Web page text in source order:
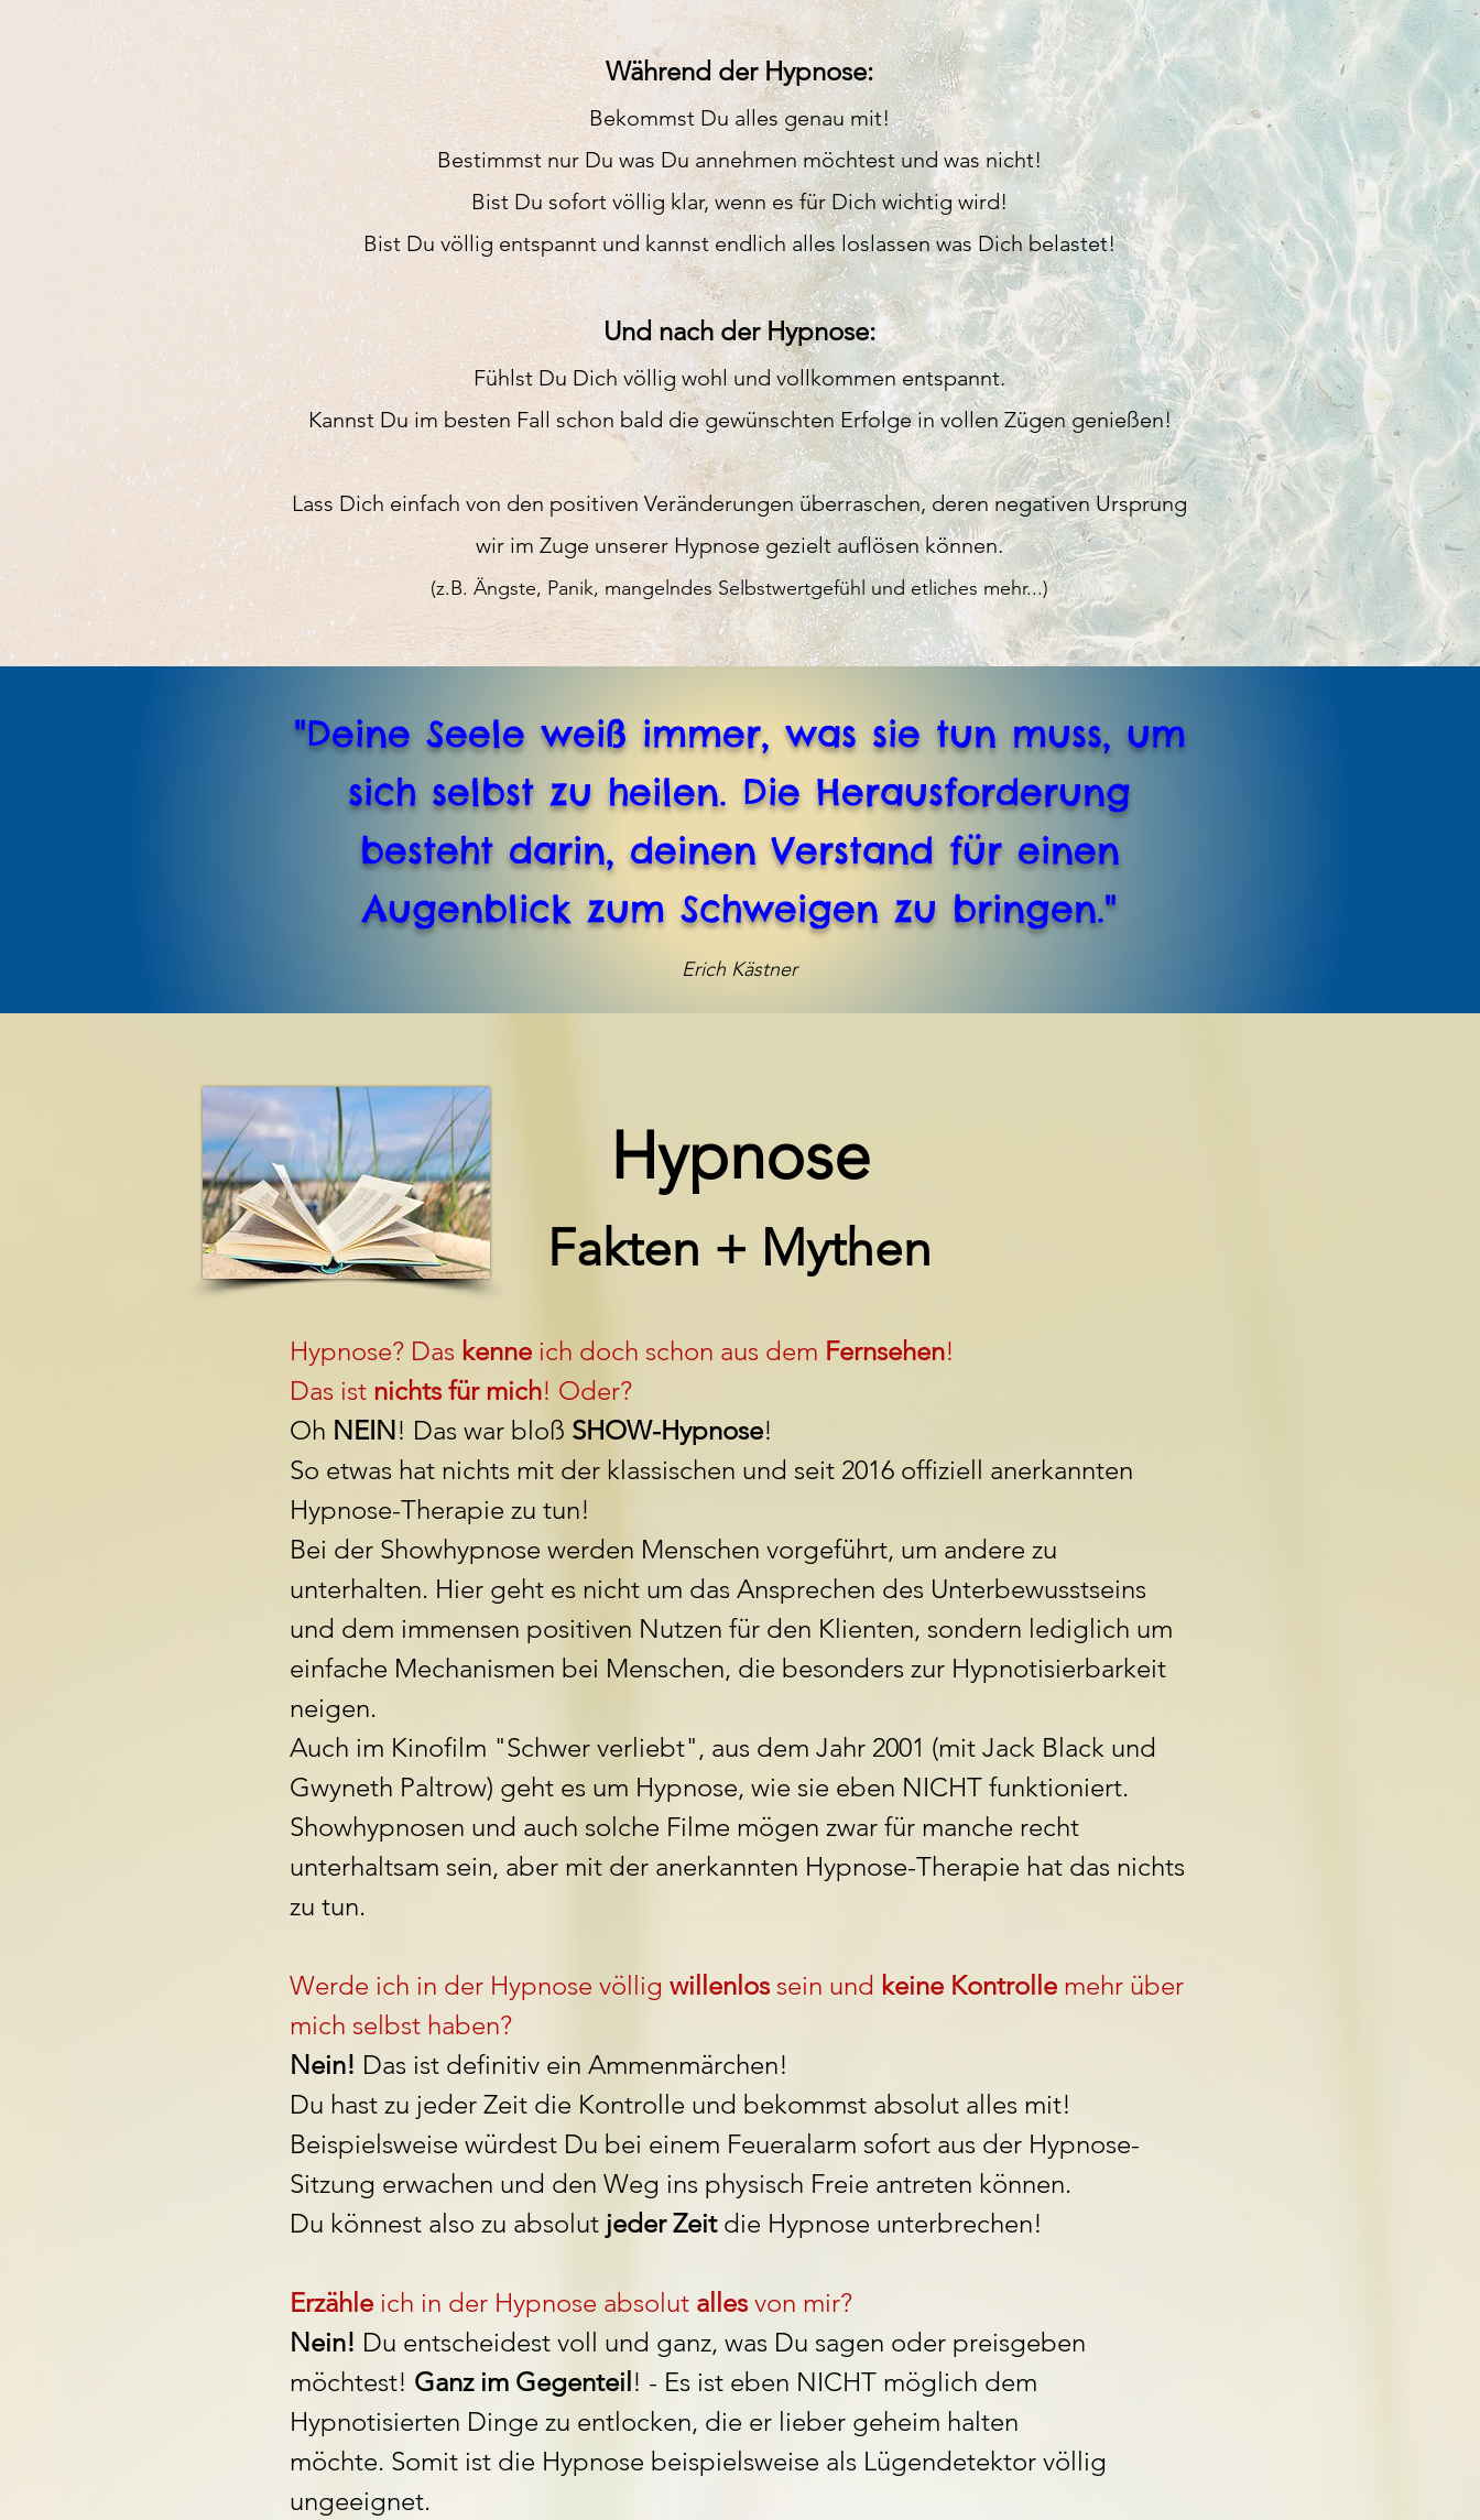
Während der Hypnose:
Bekommst Du alles genau mit!
Bestimmst nur Duwas Du annehmen möchtest und was nicht!
Bist Dusofort völlig klar, wenn es für Dich wichtig wird!
Bist Du völlig entspannt und kannst endlich alles loslassen was Dich belastet!
Und nach der Hypnose:
Fühlst Du Dich völlig wohl und vollkommen entspannt.
Kannst Du im besten Fall schon bald die gewünschten Erfolge in vollen Zügen genießen!
Lass Dich einfach von den positiven Veränderungen überraschen, deren negativen Ursprung
wir im Zuge unserer Hypnose gezielt auflösen können.
(z.B. Ängste, Panik, mangelndes Selbstwertgefühl und etlichesmehr...)
"Deine Seele weiß immer, was sie tun muss, um
sich selbst zu heilen. Die Herausforderung
besteht darin, deinen Verstand für einen
Augenblick zum Schweigen zu bringen."
Erich Kästner
Hypnose
Fakten + Mythen
Hypnose? Das kenne ich doch schon aus dem Fernsehen!
Das ist nichts für mich! Oder?
Oh NEIN! Das war bloß SHOW-Hypnose!
So etwas hat nichts mit der klassischen und seit 2016 offiziell anerkannten
Hypnose-Therapie zu tun!
Bei der Showhypnose werden Menschen vorgeführt, um andere zu
unterhalten. Hier geht es nicht um das Ansprechen des Unterbewusstseins
und dem immensen positiven Nutzen für den Klienten, sondern lediglich um
einfache Mechanismen bei Menschen, die besonders zur Hypnotisierbarkeit
neigen.
Auch im Kinofilm "Schwer verliebt", aus dem Jahr 2001 (mit Jack Black und
Gwyneth Paltrow) geht es um Hypnose, wie sie eben NICHT funktioniert.
Showhypnosen und auch solche Filme mögen zwar für manche recht
unterhaltsam sein, aber mit der anerkannten Hypnose-Therapie hat das nichts
zu tun.
Werde ich in der Hypnose völlig willenlos sein und keine Kontrolle mehr über
mich selbst haben?
Nein! Das ist definitiv ein Ammenmärchen!
Du hast zu jeder Zeit die Kontrolle und bekommst absolut alles mit!
Beispielsweise würdest Du bei einem Feueralarm sofort aus der Hypnose-
Sitzung erwachen und den Weg ins physisch Freie antreten können.
Du könnest also zu absolut jeder Zeitdie Hypnose unterbrechen!
Erzähle ich in der Hypnose absolut alles von mir?
Nein! Du entscheidest voll und ganz, was Du sagen oder preisgeben
möchtest! Ganz im Gegenteil ! - Es ist eben NICHT möglich dem
Hypnotisierten Dinge zu entlocken, die er lieber geheim halten
möchte. Somit ist die Hypnose beispielsweise als Lügendetektor völlig
ungeeignet.